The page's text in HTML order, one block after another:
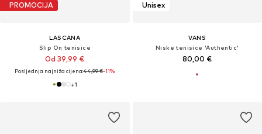
PROMOCIJA
LASCANA
Slip On tenisice
Od 39,99 €
Posljednja najniža cijena:44,99 €-11%
+1
Unisex
VANS
Niske tenisice 'Authentic'
80,00 €